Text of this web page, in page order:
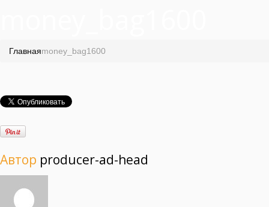
Главнаяmoney_bag1600
Автор producer-ad-head